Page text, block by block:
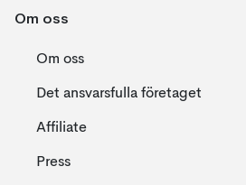
Om oss
Om oss
Det ansvarsfulla företaget
Affiliate
Press